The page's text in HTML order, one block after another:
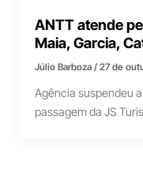
ANTT atende
Maia, Garcia,
Júlio Barboza/27 de
Agência suspendeu
passagem da JS